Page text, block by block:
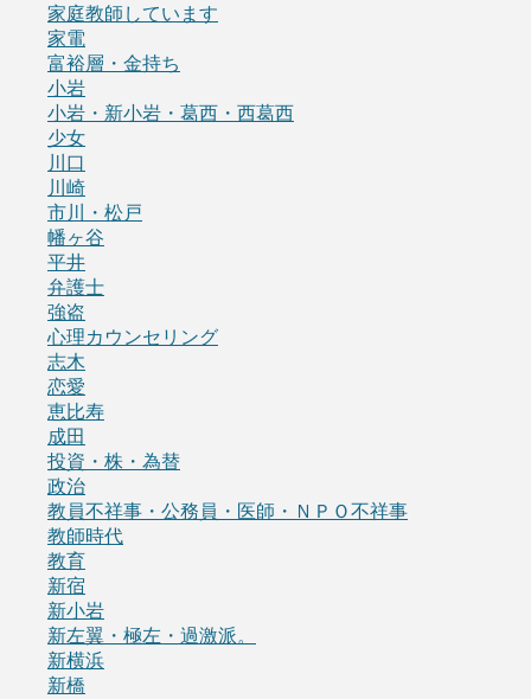
家庭教師しています
家電
富裕層・金持ち
小岩
小岩・新小岩・葛西・西葛西
少女
川口
川崎
市川・松戸
幡ヶ谷
平井
弁護士
強盗
心理カウンセリング
志木
恋愛
恵比寿
成田
投資・株・為替
政治
教員不祥事・公務員・医師・ＮＰＯ不祥事
教師時代
教育
新宿
新小岩
新左翼・極左・過激派。
新横浜
新橋